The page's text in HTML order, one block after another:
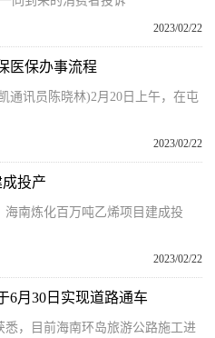
2023/02/22
医保办事流程
通讯员陈晓林)2月20日上午，在屯
2023/02/22
投产
南炼化百万吨乙烯项目建成投
2023/02/22
6月30日实现道路通车
悉，目前海南环岛旅游公路施工进